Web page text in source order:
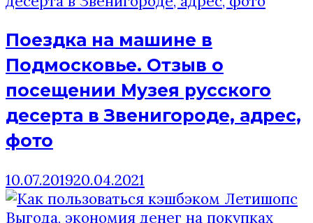
Поездка на машине в
Подмосковье. Отзыв о
посещении Музея русского
десерта в Звенигороде, адрес,
фото
10.07.201920.04.2021